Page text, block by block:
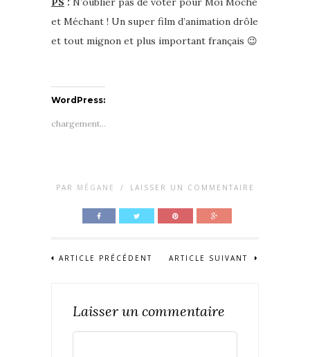
et Méchant ! Un super film d’animation drôle
et tout mignon et plus important français 😉
WordPress:
chargement…
PAR MÉGANE / LAISSER UN COMMENTAIRE
ARTICLE PRÉCÉDENT ARTICLE SUIVANT
Laisser un commentaire